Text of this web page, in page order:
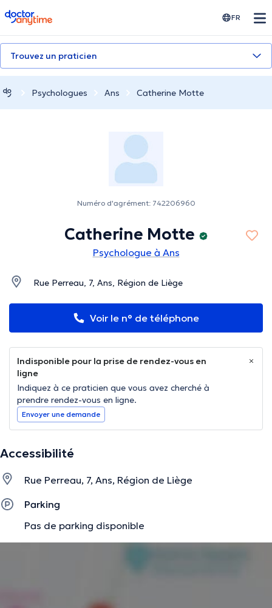
doctoranytime FR
Trouvez un praticien
Psychologues Ans Catherine Motte
Numéro d'agrément: 742206960
Catherine Motte
Psychologue à Ans
Rue Perreau, 7, Ans, Région de Liège
Voir le n° de téléphone
Indisponible pour la prise de rendez-vous en
ligne
Indiquez à ce praticien que vous avez cherché à
prendre rendez-vous en ligne.
Envoyer une demande
Accessibilité
Rue Perreau, 7, Ans, Région de Liège
Parking
Pas de parking disponible